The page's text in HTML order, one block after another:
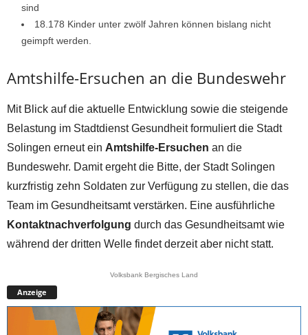
sind
18.178 Kinder unter zwölf Jahren können bislang nicht
geimpft werden.
Amtshilfe-Ersuchen an die Bundeswehr
Mit Blick auf die aktuelle Entwicklung sowie die steigende
Belastung im Stadtdienst Gesundheit formuliert die Stadt
Solingen erneut ein Amtshilfe-Ersuchen an die
Bundeswehr. Damit ergeht die Bitte, der Stadt Solingen
kurzfristig zehn Soldaten zur Verfügung zu stellen, die das
Team im Gesundheitsamt verstärken. Eine ausführliche
Kontaktnachverfolgung durch das Gesundheitsamt wie
während der dritten Welle findet derzeit aber nicht statt.
Volksbank Bergisches Land
Anzeige